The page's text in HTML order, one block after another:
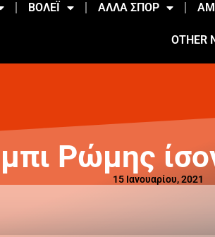
ΒΟΛΕΪ ΑΛΛΑ ΣΠΟΡ
OTHER
Ρώμης
15 Ιανουαρίου, 2021